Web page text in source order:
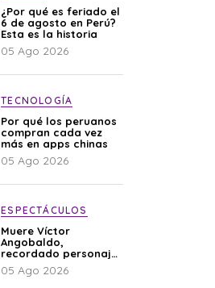
¿Por qué es feriado el
6 de agosto en Perú?
Esta es la historia
05 Ago 2026
TECNOLOGÍA
Por qué los peruanos
compran cada vez
más en apps chinas
05 Ago 2026
ESPECTÁCULOS
Muere Víctor
Angobaldo,
recordado personaje
de la farándula y
expareja de Shirley
05 Ago 2026